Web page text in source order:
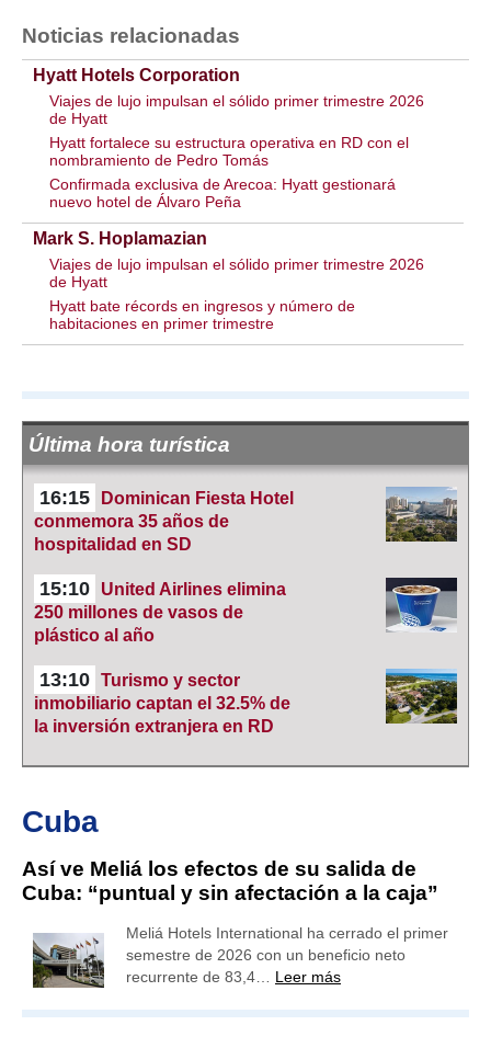
Noticias relacionadas
Hyatt Hotels Corporation
Viajes de lujo impulsan el sólido primer trimestre 2026
de Hyatt
Hyatt fortalece su estructura operativa en RD con el
nombramiento de Pedro Tomás
Confirmada exclusiva de Arecoa: Hyatt gestionará
nuevo hotel de Álvaro Peña
Mark S. Hoplamazian
Viajes de lujo impulsan el sólido primer trimestre 2026
de Hyatt
Hyatt bate récords en ingresos y número de
habitaciones en primer trimestre
Última hora turística
16:15
Dominican Fiesta Hotel
conmemora 35 años de
hospitalidad en SD
15:10
United Airlines elimina
250 millones de vasos de
plástico al año
13:10 Turismo y sector
inmobiliario captan el 32.5% de
la inversión extranjera en RD
Cuba
Así ve Meliá los efectos de su salida de
Cuba: “puntual y sin afectación a la caja”
Meliá Hotels International ha cerrado el primer
semestre de 2026 con un beneficio neto
recurrente de 83,4… Leer más